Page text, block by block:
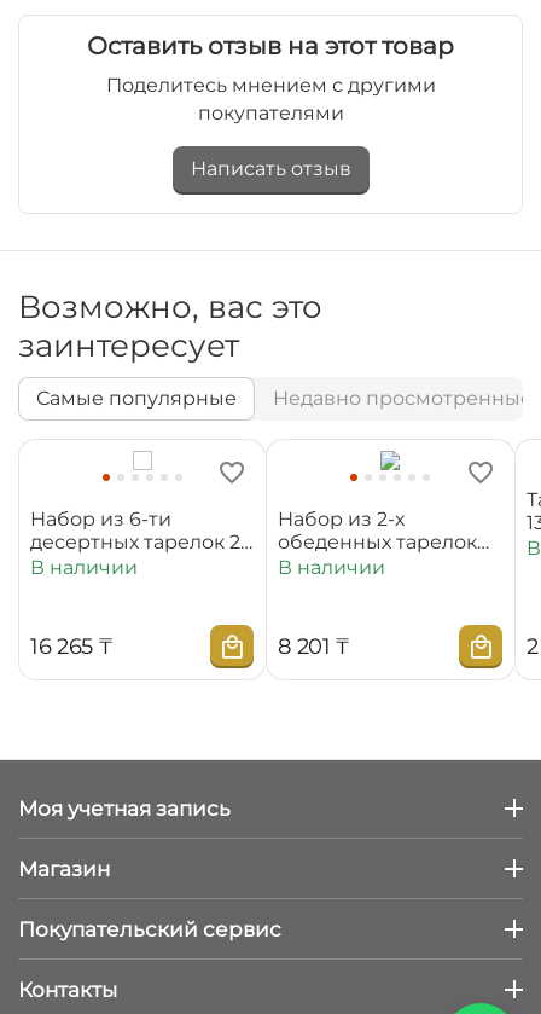
Оставить отзыв на этот товар
Поделитесь мнением с другими
покупателями
Написать отзыв
Возможно, вас это
заинтересует
Самые популярные Недавно просмотренные
Набор из 6-ти
десертных тарелок 20
см WL‑880100‑JV/6C
В наличии
16 265 ₸
Набор из 2-х
обеденных тарелок
25,5 см
В наличии
8 201 ₸
Моя учетная запись
Магазин
Покупательский сервис
Контакты